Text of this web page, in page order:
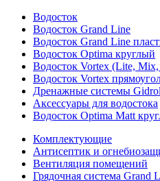
Водосток
Водосток Grand Line
Водосток Grand Line
Водосток Optima круглый
Водосток Vortex (Lite, Mix,
Водосток Vortex
Дренажные системы
Аксессуары для водостока
Водосток Optima Matt
Комплектующие
Антисептик и
Вентиляция помещений
Грядочная система